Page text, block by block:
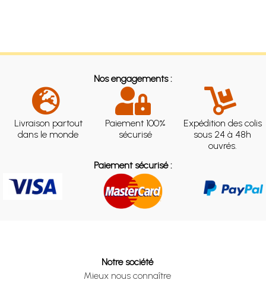
Nos engagements :
Livraison partout
dans le monde
Paiement 100%
sécurisé
Expédition des colis
sous 24 à 48h
ouvrés.
Paiement sécurisé :
Notre société
Mieux nous connaître